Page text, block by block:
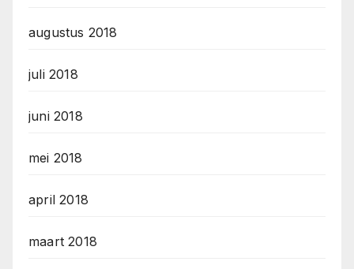
augustus 2018
juli 2018
juni 2018
mei 2018
april 2018
maart 2018